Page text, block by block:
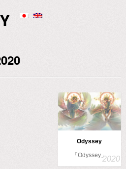
Odyssey
「Odyssey」